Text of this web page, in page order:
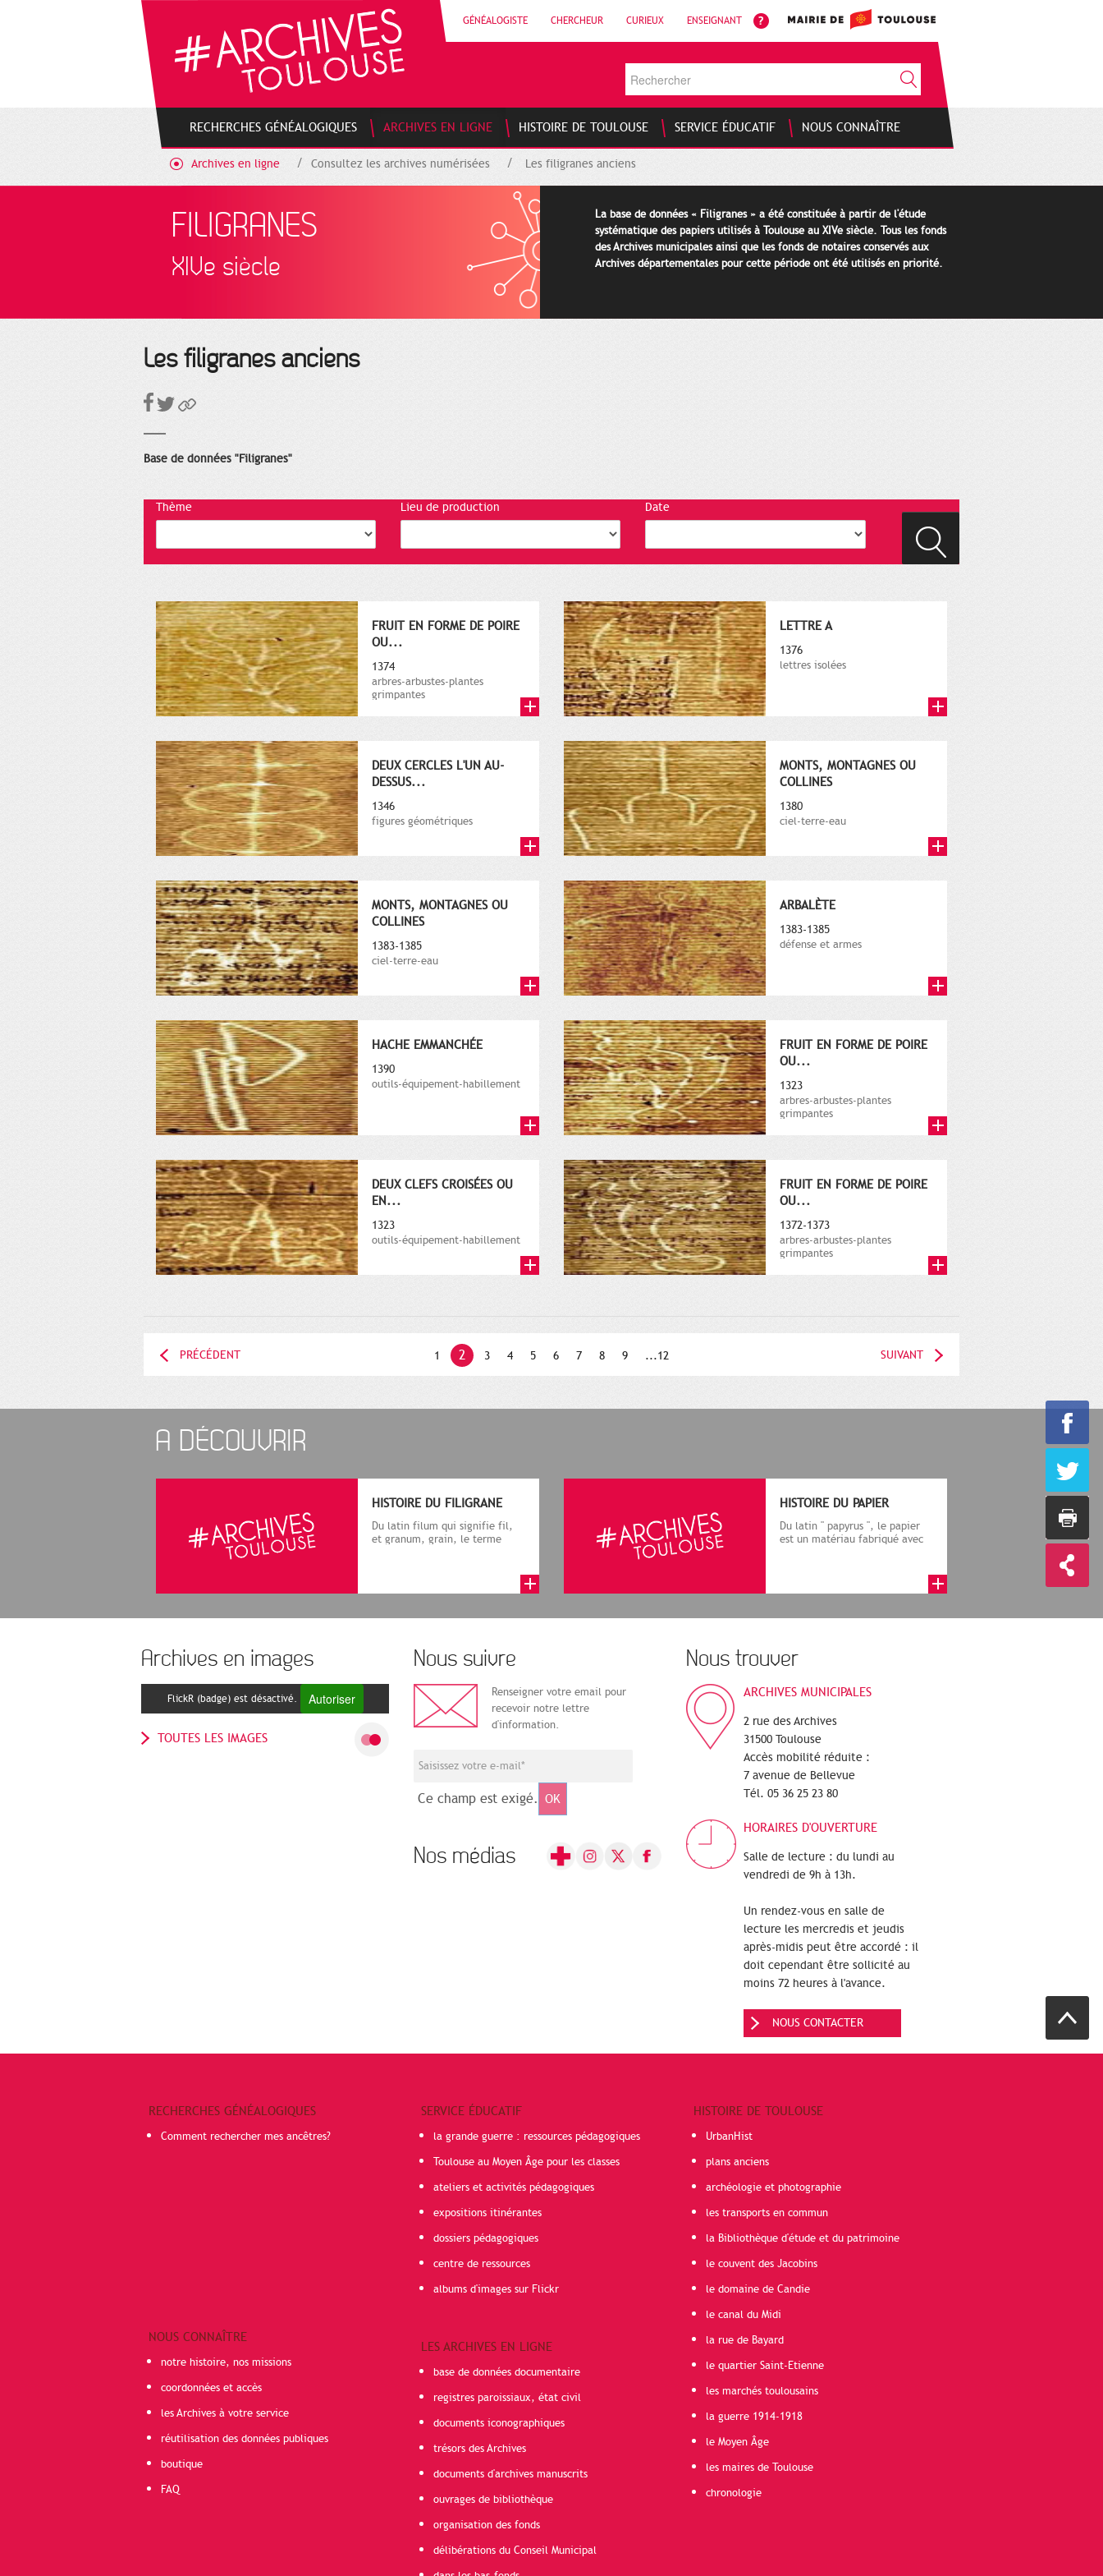
GÉNÉALOGISTE CHERCHEUR CURIEUX ENSEIGNANT
RECHERCHES GÉNÉALOGIQUES ARCHIVES EN LIGNE HISTOIRE DE TOULOUSE SERVICE ÉDUCATIF NOUS CONNAÎTRE
Archives en ligne Consultez les archives numérisées Les filigranes anciens
FILIGRANES
XIVe siècle
La base de données « Filigranes » a été constituée à partir de l'étude
systématique des papiers utilisés à Toulouse au XIVe siècle. Tous les fonds
des Archives municipales ainsi que les fonds de notaires conservés aux
Archives départementales pour cette période ont été utilisés en priorité.
Les filigranes anciens
Base de données "Filigranes"
Thème Lieu de production Date
FRUIT EN FORME DE POIRE
OU...
1374
arbres-arbustes-plantes
grimpantes
LETTRE A
1376
lettres isolées
DEUX CERCLES L'UN AU-
DESSUS...
1346
figures géométriques
MONTS, MONTAGNES OU
COLLINES
1380
ciel-terre-eau
MONTS, MONTAGNES OU
COLLINES
1383-1385
ciel-terre-eau
ARBALÈTE
1383-1385
défense et armes
HACHE EMMANCHÉE
1390
outils-équipement-habillement
FRUIT EN FORME DE POIRE
OU...
1323
arbres-arbustes-plantes
grimpantes
DEUX CLEFS CROISÉES OU
EN...
1323
outils-équipement-habillement
FRUIT EN FORME DE POIRE
OU...
1372-1373
arbres-arbustes-plantes
grimpantes
1 2 3 4 5 6 7 8 9 ...12
PRÉCÉDENT SUIVANT
A DÉCOUVRIR
HISTOIRE DU FILIGRANE
Du latin filum qui signifie fil,
et granum, grain, le terme
HISTOIRE DU PAPIER
Du latin " papyrus ", le papier
est un matériau fabriqué avec
Archives en images
FlickR (badge) est désactivé. Autoriser
TOUTES LES IMAGES
Nous suivre
Renseigner votre email pour
recevoir notre lettre
d'information.
Ce champ est exigé. OK
Nos médias
Nous trouver
ARCHIVES MUNICIPALES
2 rue des Archives
31500 Toulouse
Accès mobilité réduite :
7 avenue de Bellevue
Tél. 05 36 25 23 80
HORAIRES D'OUVERTURE
Salle de lecture : du lundi au
vendredi de 9h à 13h.
Un rendez-vous en salle de
lecture les mercredis et jeudis
après-midis peut être accordé : il
doit cependant être sollicité au
moins 72 heures à l'avance.
NOUS CONTACTER
RECHERCHES GÉNÉALOGIQUES
Comment rechercher mes ancêtres?
NOUS CONNAÎTRE
notre histoire, nos missions
coordonnées et accès
les Archives à votre service
réutilisation des données publiques
boutique
FAQ
SERVICE ÉDUCATIF
la grande guerre : ressources pédagogiques
Toulouse au Moyen Âge pour les classes
ateliers et activités pédagogiques
expositions itinérantes
dossiers pédagogiques
centre de ressources
albums d'images sur Flickr
LES ARCHIVES EN LIGNE
base de données documentaire
registres paroissiaux, état civil
documents iconographiques
trésors des Archives
documents d'archives manuscrits
ouvrages de bibliothèque
organisation des fonds
délibérations du Conseil Municipal
HISTOIRE DE TOULOUSE
UrbanHist
plans anciens
archéologie et photographie
les transports en commun
la Bibliothèque d'étude et du patrimoine
le couvent des Jacobins
le domaine de Candie
le canal du Midi
la rue de Bayard
le quartier Saint-Etienne
les marchés toulousains
la guerre 1914-1918
le Moyen Âge
les maires de Toulouse
chronologie
Gestion de vos préférences sur les cookies